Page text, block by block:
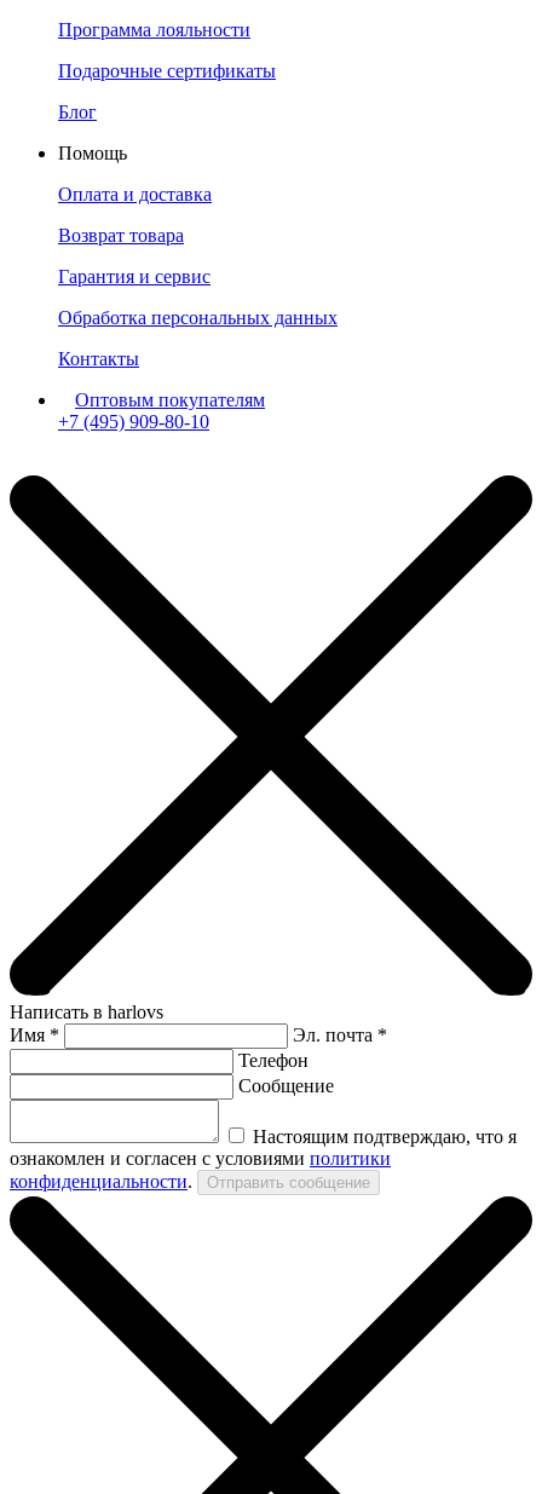
Программа лояльности
Подарочные сертификаты
Блог
Помощь
Оплата и доставка
Возврат товара
Гарантия и сервис
Обработка персональных данных
Контакты
Оптовым покупателям
+7 (495) 909-80-10
Написать в harlovs
Имя *
Эл. почта *
Телефон
Сообщение
Настоящим подтверждаю, что я
ознакомлен и согласен с условиями политики
конфиденциальности.